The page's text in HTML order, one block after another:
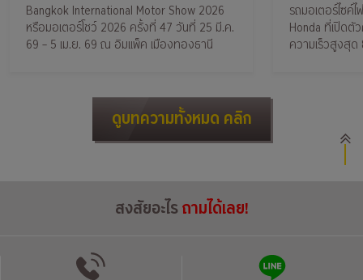
จ่าย ติดตามกรุงศรี ออโต้ไว้
ได้เลย
Bangkok International Motor Show 2026
หรือมอเตอร์โชว์ 2026 ครั้งที่ 47 วันที่ 25 มี.ค.
69 – 5 เม.ย. 69 ณ อิมแพ็ค เมืองทองธานี
รถมอเตอร์ไซค์
Honda ที่เปิดตั
ความเร็วสูงสุ
ดูบทความทั้งหมด คลิก
สงสัยอะไรถามได้เลย!